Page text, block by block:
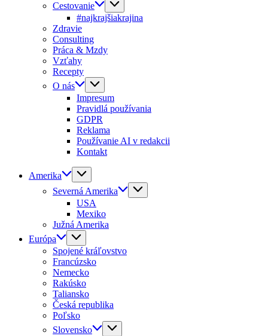
Cestovanie
#najkrajšiakrajina
Zdravie
Consulting
Práca & Mzdy
Vzťahy
Recepty
O nás
Impresum
Pravidlá používania
GDPR
Reklama
Používanie AI v redakcii
Kontakt
Amerika
Severná Amerika
USA
Mexiko
Južná Amerika
Európa
Spojené kráľovstvo
Francúzsko
Nemecko
Rakúsko
Taliansko
Česká republika
Poľsko
Slovensko